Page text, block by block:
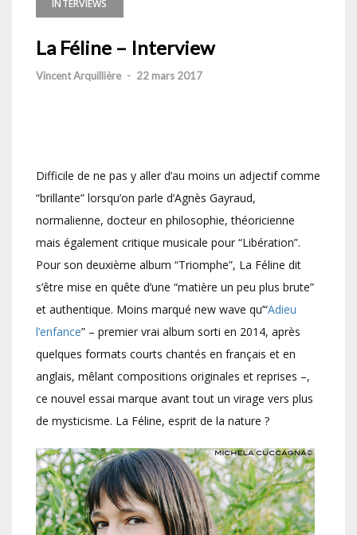
INTERVIEWS
La Féline – Interview
Vincent Arquillière - 22 mars 2017
Difficile de ne pas y aller d’au moins un adjectif comme
“brillante” lorsqu’on parle d’Agnès Gayraud,
normalienne, docteur en philosophie, théoricienne
mais également critique musicale pour “Libération”.
Pour son deuxième album “Triomphe”, La Féline dit
s’être mise en quête d’une “matière un peu plus brute”
et authentique. Moins marqué new wave qu’“Adieu
l’enfance” – premier vrai album sorti en 2014, après
quelques formats courts chantés en français et en
anglais, mêlant compositions originales et reprises –,
ce nouvel essai marque avant tout un virage vers plus
de mysticisme. La Féline, esprit de la nature ?